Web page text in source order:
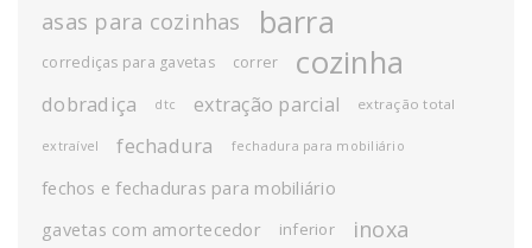
asas para cozinhas barra
corrediças para gavetas correr cozinha
dobradiça dtc extração parcial extração total
extraível fechadura fechadura para mobiliário
fechos e fechaduras para mobiliário
gavetas com amortecedor
inferior inoxa